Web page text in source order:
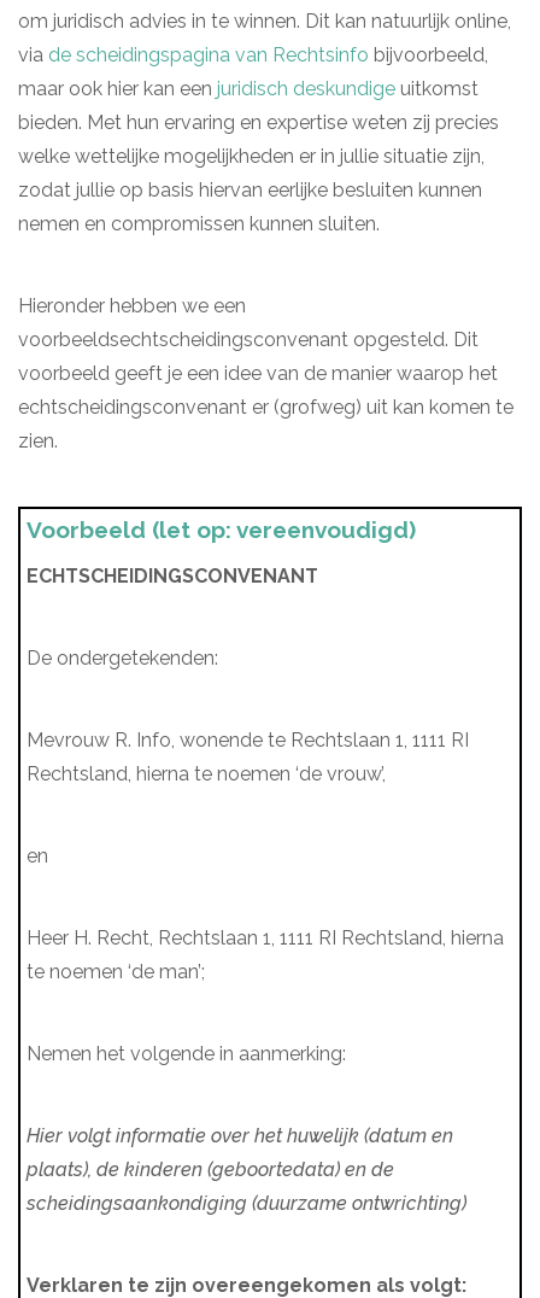
om juridisch advies in te winnen. Dit kan natuurlijk online,
via de scheidingspagina van Rechtsinfo bijvoorbeeld,
maar ook hier kan een juridisch deskundige uitkomst
bieden. Met hun ervaring en expertise weten zij precies
welke wettelijke mogelijkheden er in jullie situatie zijn,
zodat jullie op basis hiervan eerlijke besluiten kunnen
nemen en compromissen kunnen sluiten.
Hieronder hebben we een
voorbeeldsechtscheidingsconvenant opgesteld. Dit
voorbeeld geeft je een idee van de manier waarop het
echtscheidingsconvenant er (grofweg) uit kan komen te
zien.
Voorbeeld (let op: vereenvoudigd)
ECHTSCHEIDINGSCONVENANT
De ondergetekenden:
Mevrouw R. Info, wonende te Rechtslaan 1, 1111 RI
Rechtsland, hierna te noemen ‘de vrouw’,
en
Heer H. Recht, Rechtslaan 1, 1111 RI Rechtsland, hierna
te noemen ‘de man’;
Nemen het volgende in aanmerking:
Hier volgt informatie over het huwelijk (datum en
plaats), de kinderen (geboortedata) en de
scheidingsaankondiging (duurzame ontwrichting)
Verklaren te zijn overeengekomen als volgt: